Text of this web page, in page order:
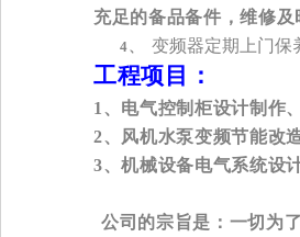
充足的备品备件，维修
4、 变频器定期上门保
工程项目：
1 、电气控制柜设计制作
2、风机水泵变频节能改
3、机械设备电气系统设
公司的宗旨是：一切为